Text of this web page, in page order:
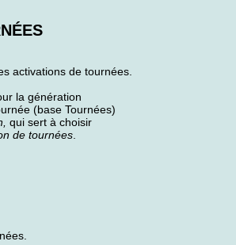
activations de tournées.
la génération
(base Tournées)
qui sert à choisir
de tournées